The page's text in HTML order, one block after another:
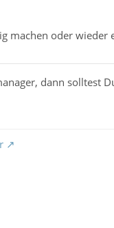
machen oder wieder
dann solltest